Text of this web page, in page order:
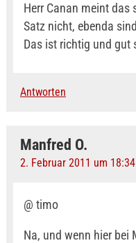
Herr Canan meint das
Satz nicht, ebenda
Das ist richtig und gut
Antworten
Manfred O.
2. Februar 2011 um 18:34
@ timo
Na, und wenn hier bei